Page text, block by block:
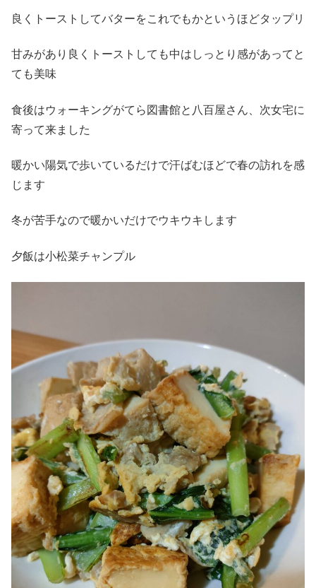
良くトーストしてバターをこれでもかというほどタップリ
甘みがあり良くトーストしても中はしっとり感があってと
ても美味
食後はウォーキングがてら図書館と八百屋さん、次女宅に
寄って来ました
暖かい陽気で歩いているだけで汗ばむほどで春の訪れを感
じます
冬が苦手なので暖かいだけでウキウキします
夕飯は小松菜チャンプル